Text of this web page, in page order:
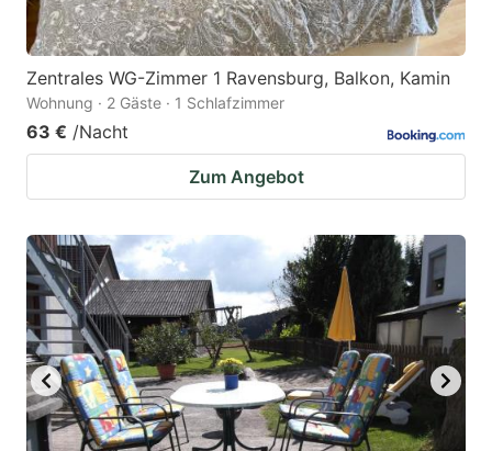
Zentrales WG-Zimmer 1 Ravensburg, Balkon, Kamin
Wohnung · 2 Gäste · 1 Schlafzimmer
63 € /Nacht
Zum Angebot